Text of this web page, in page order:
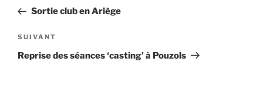
l’article
précédent
Sortie club en Ariège
Article
suivant
SUIVANT
Reprise des séances ‘casting’ à Pouzols